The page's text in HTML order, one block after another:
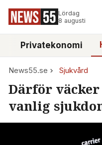
Lördag
8 augusti
Privatekonomi
News55.se Sjukvård
Därför
vanlig